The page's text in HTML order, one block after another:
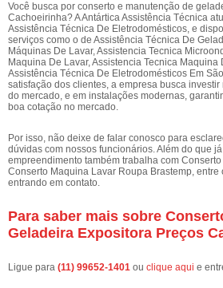
Você busca por conserto e manutenção de
Cachoeirinha? A Antártica Assistência Técnica
Assistência Técnica De Eletrodomésticos, e
serviços como o de Assistência Técnica De
Máquinas De Lavar, Assistencia Tecnica
Maquina De Lavar, Assistencia Tecnica Maquina
Assistência Técnica De Eletrodomésticos Em
satisfação dos clientes, a empresa busca
do mercado, e em instalações modernas,
boa cotação no mercado.
Por isso, não deixe de falar conosco para
dúvidas com nossos funcionários. Além do que
empreendimento também trabalha com
Conserto Maquina Lavar Roupa Brastemp,
entrando em contato.
Para saber mais sobre
Geladeira Expositora Preços
Ligue para (11) 99652-1401 ou clique aqui e